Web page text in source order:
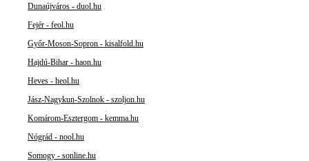
Dunaújváros - duol.hu
Fejér - feol.hu
Győr-Moson-Sopron - kisalfold.hu
Hajdú-Bihar - haon.hu
Heves - heol.hu
Jász-Nagykun-Szolnok - szoljon.hu
Komárom-Esztergom - kemma.hu
Nógrád - nool.hu
Somogy - sonline.hu